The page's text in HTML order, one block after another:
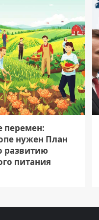
перемен:
нужен План
развитию
питания